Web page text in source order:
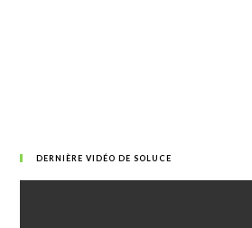
DERNIÈRE VIDÉO DE SOLUCE